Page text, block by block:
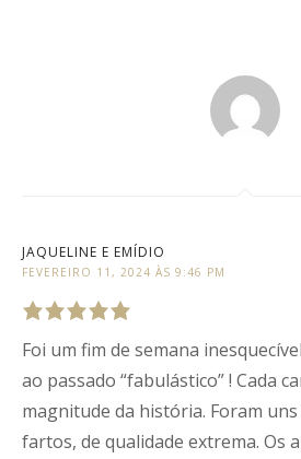
JAQUELINE E EMÍDIO
FEVEREIRO 11, 2024 ÀS 9:46 PM
Rated5out
of5.
Foi um fim de semana
ao passado “fabulástico” ! Cada
magnitude da história. Foram
fartos, de qualidade extrema. Os